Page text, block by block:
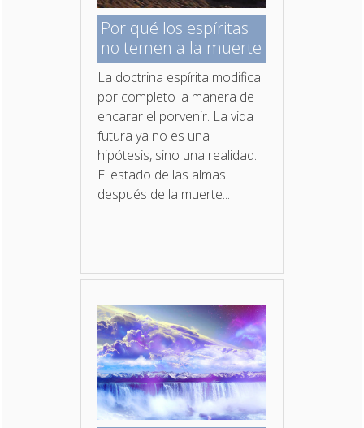
Por qué los espíritas
no temen a la muerte
La doctrina espírita modifica
por completo la manera de
encarar el porvenir. La vida
futura ya no es una
hipótesis, sino una realidad.
El estado de las almas
después de la muerte...